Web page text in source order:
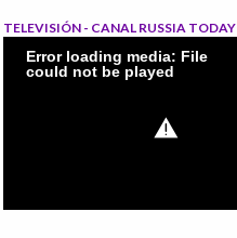
TELEVISIÓN - CANAL RUSSIA TODAY